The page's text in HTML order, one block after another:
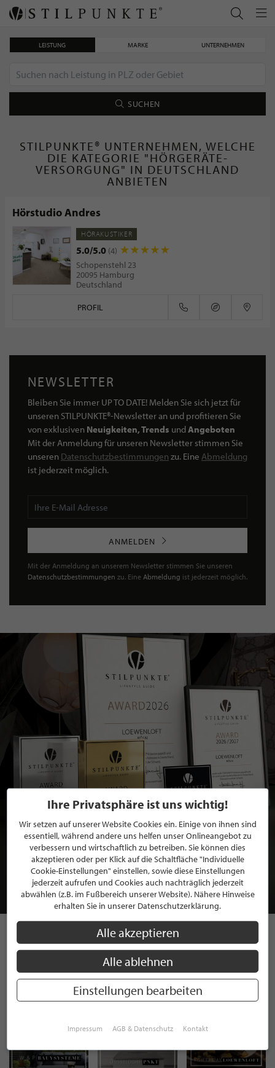
LEISTUNG MARKE UNTERNEHMEN
SUCHEN
STILPUNKTE® UNTERNEHMEN, WELCHE
DIE KATEGORIE "HÖRGERÄTE-
VERSORGUNG" IN DEUTSCHLAND
ANBIETEN
Hörstudio Andres
HÖRAKUSTIKER
5.0/5.0 (4)
Schopenstehl 23
20095 Hamburg
Deutschland
PROFIL
NEWSLETTER
Bleiben Sie immer UP TO DATE! Melden Sie sich jetzt für
unseren STILPUNKTE®-Newsletter an und profitieren Sie
von exklusiven Neuigkeiten, Trends undAngeboten
Mit der Anmeldung für unseren Newsletter stimmen Sie
unseren Datenschutzbestimmungen zu. Eine Abmeldung
ist jederzeit möglich.
ANMELDEN
Mit der Anmeldung an unserem Newsletter stimmen Sie unseren
Datenschutzbestimmungen zu. Eine Abmeldung ist jederzeit möglich.
BEWERBEN SIE SICH FÜR EINE GRATIS
MITGLIEDSCHAFT BEI STILPUNKTE®
JETZT GRATIS BEWERBEN
STILPUNKTE AUF
INSTAGRAM
Ihre Privatsphäre ist uns wichtig!
Wir setzen auf unserer Website Cookies ein. Einige von ihnen sind
essentiell, während andere uns helfen unser Onlineangebot zu
verbessern und wirtschaftlich zu betreiben. Sie können dies
akzeptieren oder per Klick auf die Schaltfläche "Individuelle
Cookie-Einstellungen" einstellen, sowie diese Einstellungen
jederzeit aufrufen und Cookies auch nachträglich jederzeit
abwählen (z.B. im Fußbereich unserer Website). Nähere Hinweise
erhalten Sie in unserer Datenschutzerklärung.
Alle akzeptieren
Alle ablehnen
Einstellungen bearbeiten
Impressum AGB & Datenschutz Kontakt